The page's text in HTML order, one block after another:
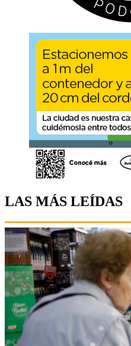
LAS MÁS LEÍDAS